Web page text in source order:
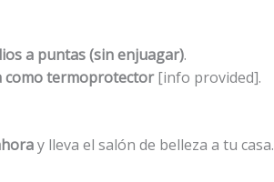
a puntas (sin enjuagar).
como termoprotector[info provided].
y lleva el salón de belleza a tu casa.